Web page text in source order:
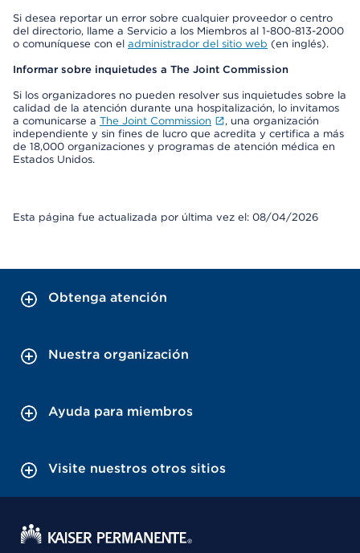
Si desea reportar un error sobre cualquier proveedor o centro
del directorio, llame a Servicio a los Miembros al 1-800-813-2000
o comuníquese con el administrador del sitio web (en inglés).
Informar sobre inquietudes a The Joint Commission
Si los organizadores no pueden resolver sus inquietudes sobre la
calidad de la atención durante una hospitalización, lo invitamos
a comunicarse a The Joint Commission
, una organización
independiente y sin fines de lucro que acredita y certifica a más
de 18,000 organizaciones y programas de atención médica en
Estados Unidos.
Esta página fue actualizada por última vez el: 08/04/2026
Obtenga atención
Nuestra organización
Ayuda para miembros
Visite nuestros otros sitios